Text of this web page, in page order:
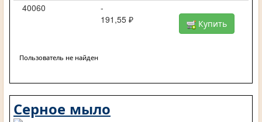
40060
-
191,55 ₽
Купить
Пользователь не найден
Серное мыло